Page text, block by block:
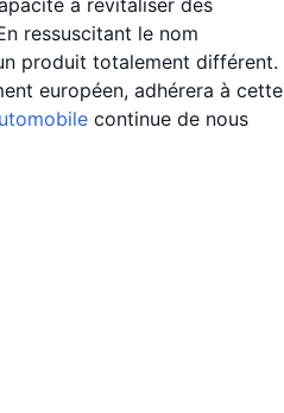
à revitaliser des
ressuscitant le nom
produit totalement différent.
européen, adhérera à cette
continue de nous